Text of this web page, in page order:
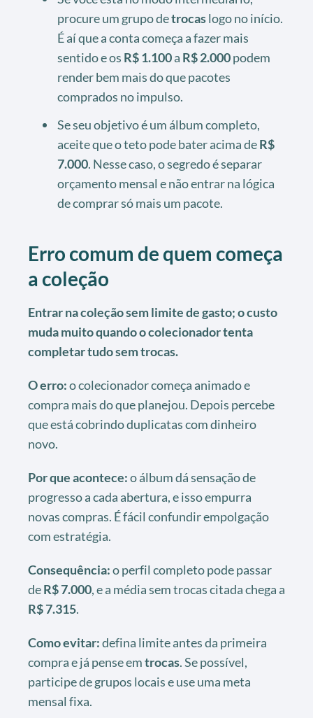
procure um grupo detrocaslogo no início.
É aí que a conta começa a fazer mais
sentido e os R$ 1.100a R$ 2.000podem
render bem mais do que pacotes
comprados no impulso.
Se seu objetivo é um álbum completo,
aceite que o teto pode bater acima deR$
7.000. Nesse caso, o segredo é separar
orçamento mensal e não entrar na lógica
de comprar só mais um pacote.
Erro comum de quem começa
a coleção
Entrar na coleção sem limite de gasto; o custo
muda muito quando o colecionador tenta
completar tudo sem trocas.
O erro:o colecionador começa animado e
compra mais do que planejou. Depois percebe
que está cobrindo duplicatas com dinheiro
novo.
Por que acontece:o álbum dá sensação de
progresso a cada abertura, e isso empurra
novas compras. É fácil confundir empolgação
com estratégia.
Consequência:o perfil completo pode passar
deR$ 7.000, e a média sem trocas citada chega a
R$ 7.315.
Como evitar:defina limite antes da primeira
compra e já pense emtrocas. Se possível,
participe de grupos locais e use uma meta
mensal fixa.